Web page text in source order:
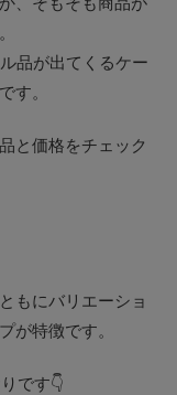
品が出てくるケー
す。
と価格をチェック
もにバリエーショ
が特徴です。
です👇